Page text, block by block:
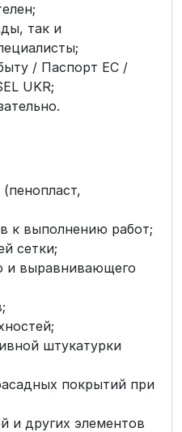
так и
/ Паспорт ЕС /
UKR;
к выполнению работ;
сетки;
и выравнивающего
штукатурки
покрытий при
и других элементов